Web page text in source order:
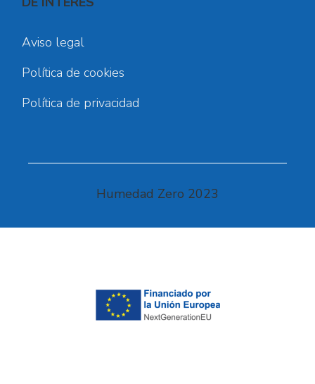
Aviso legal
Política de cookies
Política de privacidad
Humedad Zero 2023